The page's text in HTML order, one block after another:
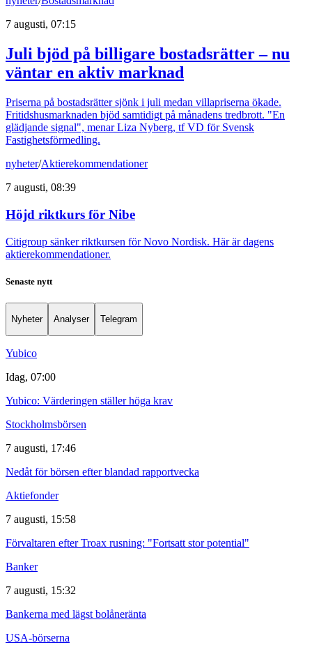
7 augusti, 07:15
Juli bjöd på billigare bostadsrätter – nu
väntar en aktiv marknad
Priserna på bostadsrätter sjönk i juli medan villapriserna ökade.
Fritidshusmarknaden bjöd samtidigt på månadens tredbrott. "En
glädjande signal", menar Liza Nyberg, tf VD för Svensk
Fastighetsförmedling.
nyheter/Aktierekommendationer
7 augusti, 08:39
Höjd riktkurs för Nibe
Citigroup sänker riktkursen för Novo Nordisk. Här är dagens
aktierekommendationer.
Senaste nytt
Nyheter Analyser Telegram
Yubico
Idag, 07:00
Yubico: Värderingen ställer höga krav
Stockholmsbörsen
7 augusti, 17:46
Nedåt för börsen efter blandad rapportvecka
Aktiefonder
7 augusti, 15:58
Förvaltaren efter Troax rusning: "Fortsatt stor potential"
Banker
7 augusti, 15:32
Bankerna med lägst bolåneränta
USA-börserna